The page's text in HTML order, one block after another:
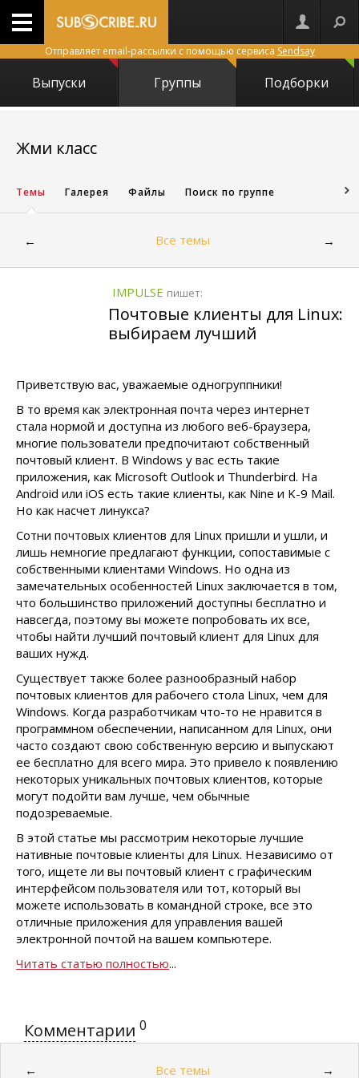
Отправляет email-рассылки с помощью сервиса Sendsay
Выпуски Группы Подборки
Жми класс
Темы Галерея Файлы Поиск по группе
← Все темы →
IMPULSE пишет:
Почтовые клиенты для Linux:
выбираем лучший
Приветствую вас, уважаемые одногруппники!
В то время как электронная почта через интернет
стала нормой и доступна из любого веб-браузера,
многие пользователи предпочитают собственный
почтовый клиент. В Windows у вас есть такие
приложения, как Microsoft Outlook и Thunderbird. На
Android или iOS есть такие клиенты, как Nine и K-9 Mail.
Но как насчет линукса?
Сотни почтовых клиентов для Linux пришли и ушли, и
лишь немногие предлагают функции, сопоставимые с
собственными клиентами Windows. Но одна из
замечательных особенностей Linux заключается в том,
что большинство приложений доступны бесплатно и
навсегда, поэтому вы можете попробовать их все,
чтобы найти лучший почтовый клиент для Linux для
ваших нужд.
Существует также более разнообразный набор
почтовых клиентов для рабочего стола Linux, чем для
Windows. Когда разработчикам что-то не нравится в
программном обеспечении, написанном для Linux, они
часто создают свою собственную версию и выпускают
ее бесплатно для всего мира. Это привело к появлению
некоторых уникальных почтовых клиентов, которые
могут подойти вам лучше, чем обычные
подозреваемые.
В этой статье мы рассмотрим некоторые лучшие
нативные почтовые клиенты для Linux. Независимо от
того, ищете ли вы почтовый клиент с графическим
интерфейсом пользователя или тот, который вы
можете использовать в командной строке, все это
отличные приложения для управления вашей
электронной почтой на вашем компьютере.
Читать статью полностью...
Комментарии 0
← Все темы →